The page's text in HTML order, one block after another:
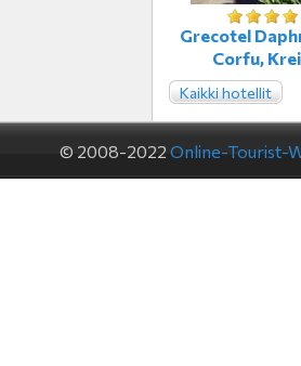
Grecotel
Corfu,
Kaikki hotellit
© 2008-2022 Online-Tourist-